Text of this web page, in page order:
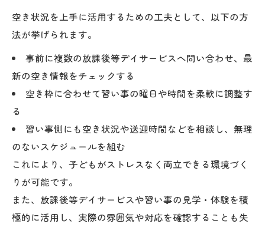
空き状況を上手に活用するための工夫として、以下の方
法が挙げられます。
事前に複数の放課後等デイサービスへ問い合わせ、最
新の空き情報をチェックする
空き枠に合わせて習い事の曜日や時間を柔軟に調整す
る
習い事側にも空き状況や送迎時間などを相談し、無理
のないスケジュールを組む
これにより、子どもがストレスなく両立できる環境づく
りが可能です。
また、放課後等デイサービスや習い事の見学・体験を積
極的に活用し、実際の雰囲気や対応を確認することも失